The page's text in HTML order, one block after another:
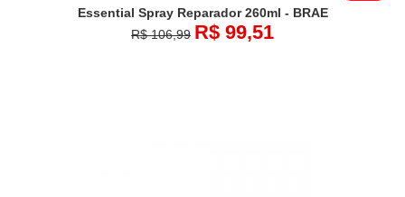
Essential Spray Reparador 260ml - BRAE
R$ 106,99 R$ 99,51